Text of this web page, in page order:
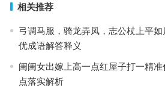
相关推荐
弓调马服，骑龙弄凤，志公杖上平
优成语解答释义
闺闺女出嫁上高一点红屋子打一精
点落实解析